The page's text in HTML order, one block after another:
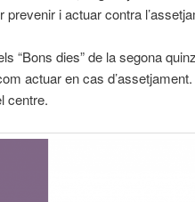
prevenir i actuar contra
“Bons dies” de la segona
actuar en cas
centre.